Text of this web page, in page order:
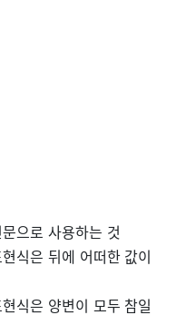
으로 사용하는 것
식은 뒤에 어떠한 값이
식은 양변이 모두 참일